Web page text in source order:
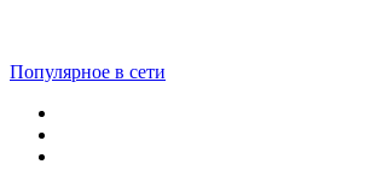
Популярное в сети